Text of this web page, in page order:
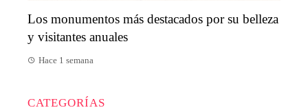
Los monumentos más destacados por su belleza
y visitantes anuales
Hace 1 semana
CATEGORÍAS